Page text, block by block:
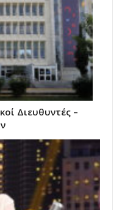
Διευθυντές –